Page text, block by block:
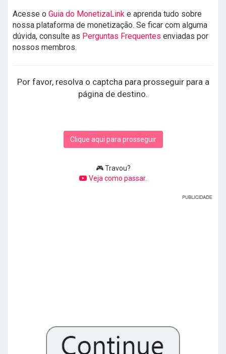
Acesse o Guia do MonetizaLink e aprenda tudo sobre
nossa plataforma de monetização. Se ficar com alguma
dúvida, consulte as Perguntas Frequentes enviadas por
nossos membros.
Por favor, resolva o captcha para prosseguir para a
página de destino.
Clique aqui para prosseguir
🎮 Travou?
Veja como passar.